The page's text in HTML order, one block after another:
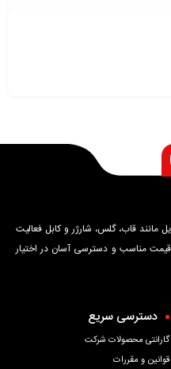
مانند قاب، گلس، شارژر و کابل فعالیت
مناسب و دسترسی آسان در اختیار
دسترسی سریع
گارانتی محصولات شرکت
قوانین و مقررات